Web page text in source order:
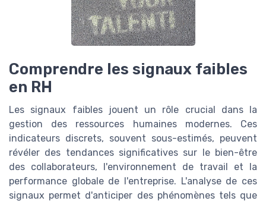
Comprendre les signaux faibles
en RH
Les signaux faibles jouent un rôle crucial dans la
gestion des ressources humaines modernes. Ces
indicateurs discrets, souvent sous-estimés, peuvent
révéler des tendances significatives sur le bien-être
des collaborateurs, l'environnement de travail et la
performance globale de l'entreprise. L'analyse de ces
signaux permet d'anticiper des phénomènes tels que